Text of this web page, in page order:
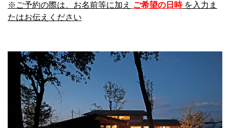
※ご予約の際は、お名前等に加え ご希望の日時 を入力ま
たはお伝えください